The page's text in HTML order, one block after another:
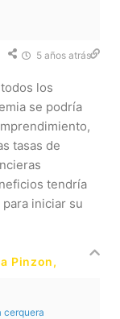
5 años atrás
los
se podría
tasas de
tendría
iniciar su
Pinzon,
cerquera